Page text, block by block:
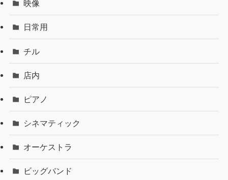
映像
日常用
チル
店内
ピアノ
シネマティック
オーケストラ
ビッグバンド